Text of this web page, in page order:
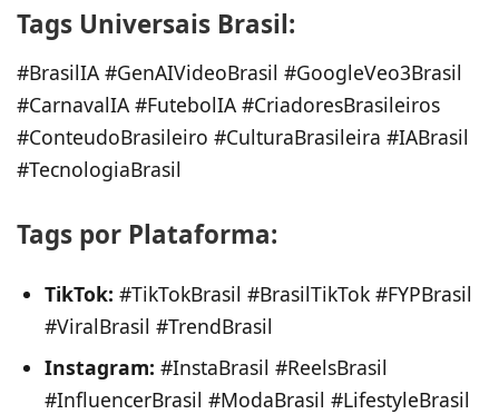
Tags Universais Brasil:
#BrasilIA #GenAIVideoBrasil #GoogleVeo3Brasil
#CarnavalIA #FutebolIA #CriadoresBrasileiros
#ConteudoBrasileiro #CulturaBrasileira #IABrasil
#TecnologiaBrasil
Tags por Plataforma:
TikTok: #TikTokBrasil #BrasilTikTok #FYPBrasil
#ViralBrasil #TrendBrasil
Instagram: #InstaBrasil #ReelsBrasil
#InfluencerBrasil #ModaBrasil #LifestyleBrasil